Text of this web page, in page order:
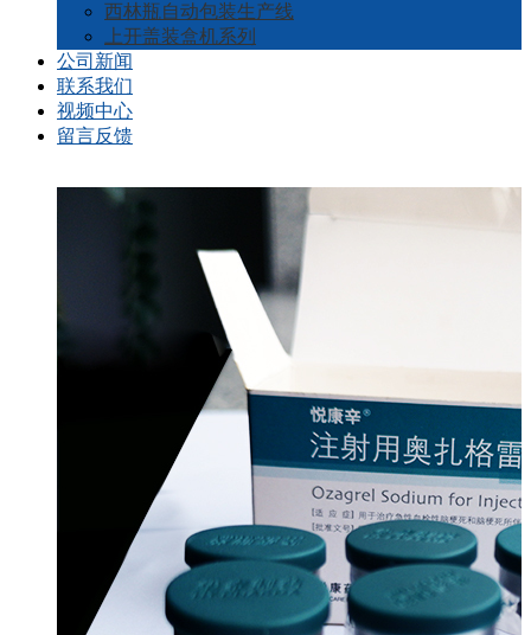
西林瓶自动包装生产线
上开盖装盒机系列
公司新闻
联系我们
视频中心
留言反馈